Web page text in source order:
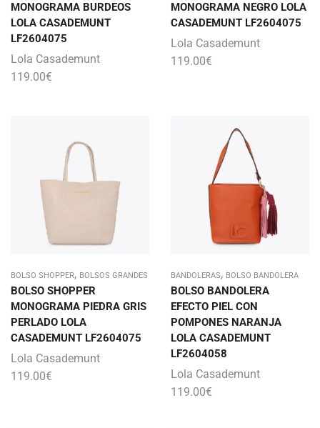
MONOGRAMA BURDEOS
LOLA CASADEMUNT
LF2604075
Lola Casademunt
119.00€
MONOGRAMA NEGRO LOLA
CASADEMUNT LF2604075
Lola Casademunt
119.00€
BOLSO SHOPPER, BOLSOS GRANDES
BOLSO SHOPPER
MONOGRAMA PIEDRA GRIS
PERLADO LOLA
CASADEMUNT LF2604075
Lola Casademunt
119.00€
BANDOLERAS, BOLSO BANDOLERA
BOLSO BANDOLERA
EFECTO PIEL CON
POMPONES NARANJA
LOLA CASADEMUNT
LF2604058
Lola Casademunt
119.00€